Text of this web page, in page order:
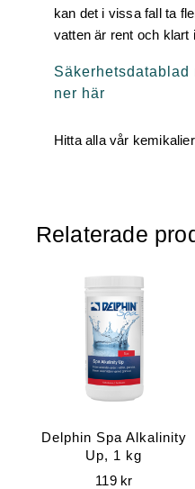
kan det i vissa fall ta
vatten är rent och klart
Säkerhetsdatablad
ner här
Hitta alla vår kemikalier
Relaterade
Delphin Spa Alkalinity
Up, 1 kg
119 kr